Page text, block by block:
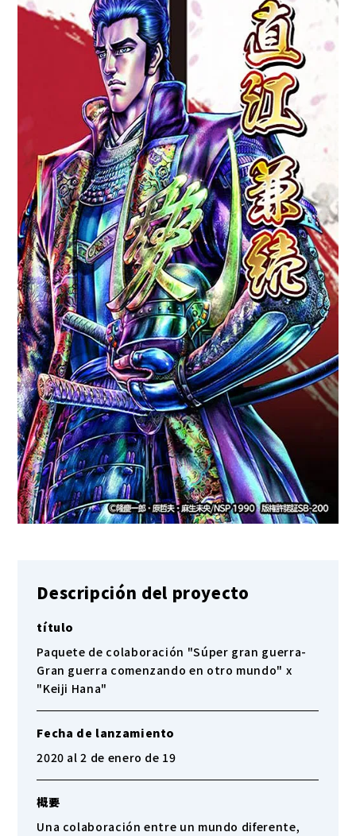
Descripción del proyecto
título
Paquete de colaboración "Súper gran guerra-
Gran guerra comenzando en otro mundo" x
"Keiji Hana"
Fecha de lanzamiento
2020 al 2 de enero de 19
概要
Una colaboración entre un mundo diferente,